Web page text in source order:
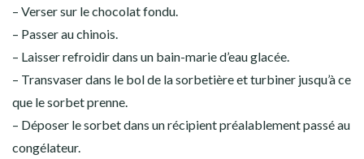
– Verser sur le chocolat fondu.
– Passer au chinois.
– Laisser refroidir dans un bain-marie d’eau glacée.
– Transvaser dans le bol de la sorbetière et turbiner jusqu’à ce
que le sorbet prenne.
– Déposer le sorbet dans un récipient préalablement passé au
congélateur.